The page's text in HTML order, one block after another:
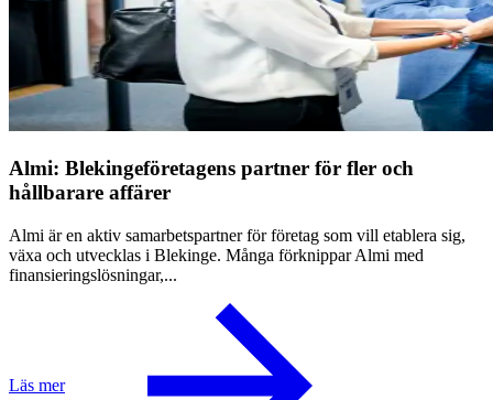
Almi: Blekingeföretagens partner för fler och
hållbarare affärer
Almi är en aktiv samarbetspartner för företag som vill etablera sig,
växa och utvecklas i Blekinge. Många förknippar Almi med
finansieringslösningar,...
Läs mer